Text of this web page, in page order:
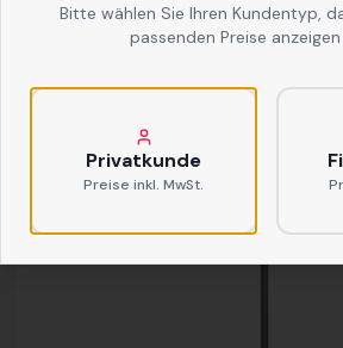
Bitte wählen Sie Ihren Kundentyp,
passenden Preise anzeigen
Privatkunde
Preise inkl. MwSt.